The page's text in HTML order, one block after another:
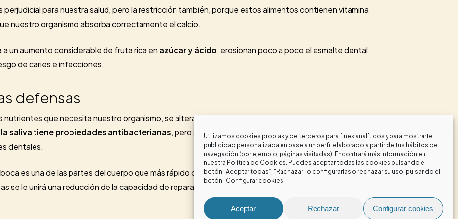
Utilizamos cookies propias y de terceros para fines analíticos y para mostrarte
publicidad personalizada en base a un perfil elaborado a partir de tus hábitos de
navegación (por ejemplo, páginas visitadas). Encontrará más información en
nuestra Política de Cookies. Puedes aceptar todas las cookies pulsando el
botón “Aceptar todas”, "Rachazar" o configurarlas o rechazar su uso, pulsando el
botón “Configurar cookies”
Aceptar Rechazar Configurar cookies
perjudicial para nuestra salud, pero la restricción también, porque estos alimentos contienen vitamina
nuestro organismo absorba correctamente el calcio.
a un aumento considerable de fruta rica en azúcar y ácido, erosionan poco a poco el esmalte dental
de caries e infecciones.
defensas
nutrientes que necesita nuestro organismo, se altera también la composición de nuestra saliva. Uno
la saliva tiene propiedades antibacterianas, pero si no tiene los nutrientes necesarios nuestra boca
dentales.
es una de las partes del cuerpo que más rápido cicatriza. Si no se consume la suficientevitamina
se le unirá una reducción de la capacidad de reparar lesiones y aumentará la posibilidad de